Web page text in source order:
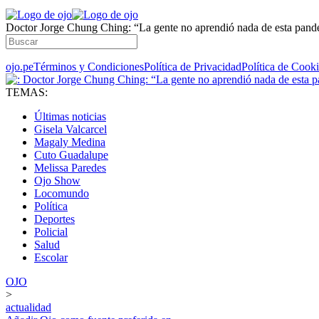
Doctor Jorge Chung Ching: “La gente no aprendió nada de esta
ojo.peTérminos y CondicionesPolítica de PrivacidadPolítica de
TEMAS:
Últimas noticias
Gisela Valcarcel
Magaly Medina
Cuto Guadalupe
Melissa Paredes
Ojo Show
Locomundo
Política
Deportes
Policial
Salud
Escolar
OJO
>
actualidad